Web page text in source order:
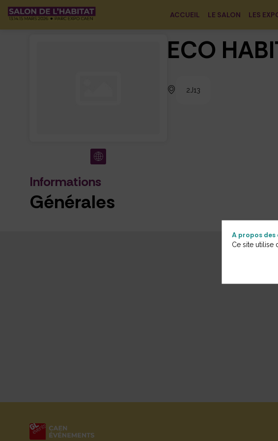
ACCUEIL LE SALON LES
ECO
2J13
Informations
Générales
A propos des
Ce site utilise